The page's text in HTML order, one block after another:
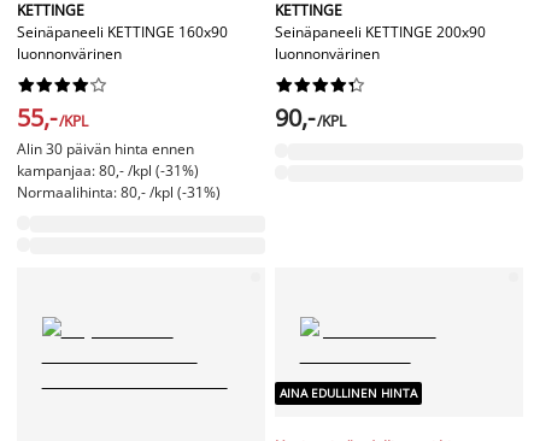
KETTINGE
Seinäpaneeli KETTINGE 160x90
luonnonvärinen






55,-/KPL
Alin 30 päivän hinta ennen
kampanjaa: 80,- /kpl (-31%)
Normaalihinta: 80,- /kpl (-31%)
KETTINGE
Seinäpaneeli KETTINGE 200x90
luonnonvärinen






90,-/KPL
AINA EDULLINEN HINTA